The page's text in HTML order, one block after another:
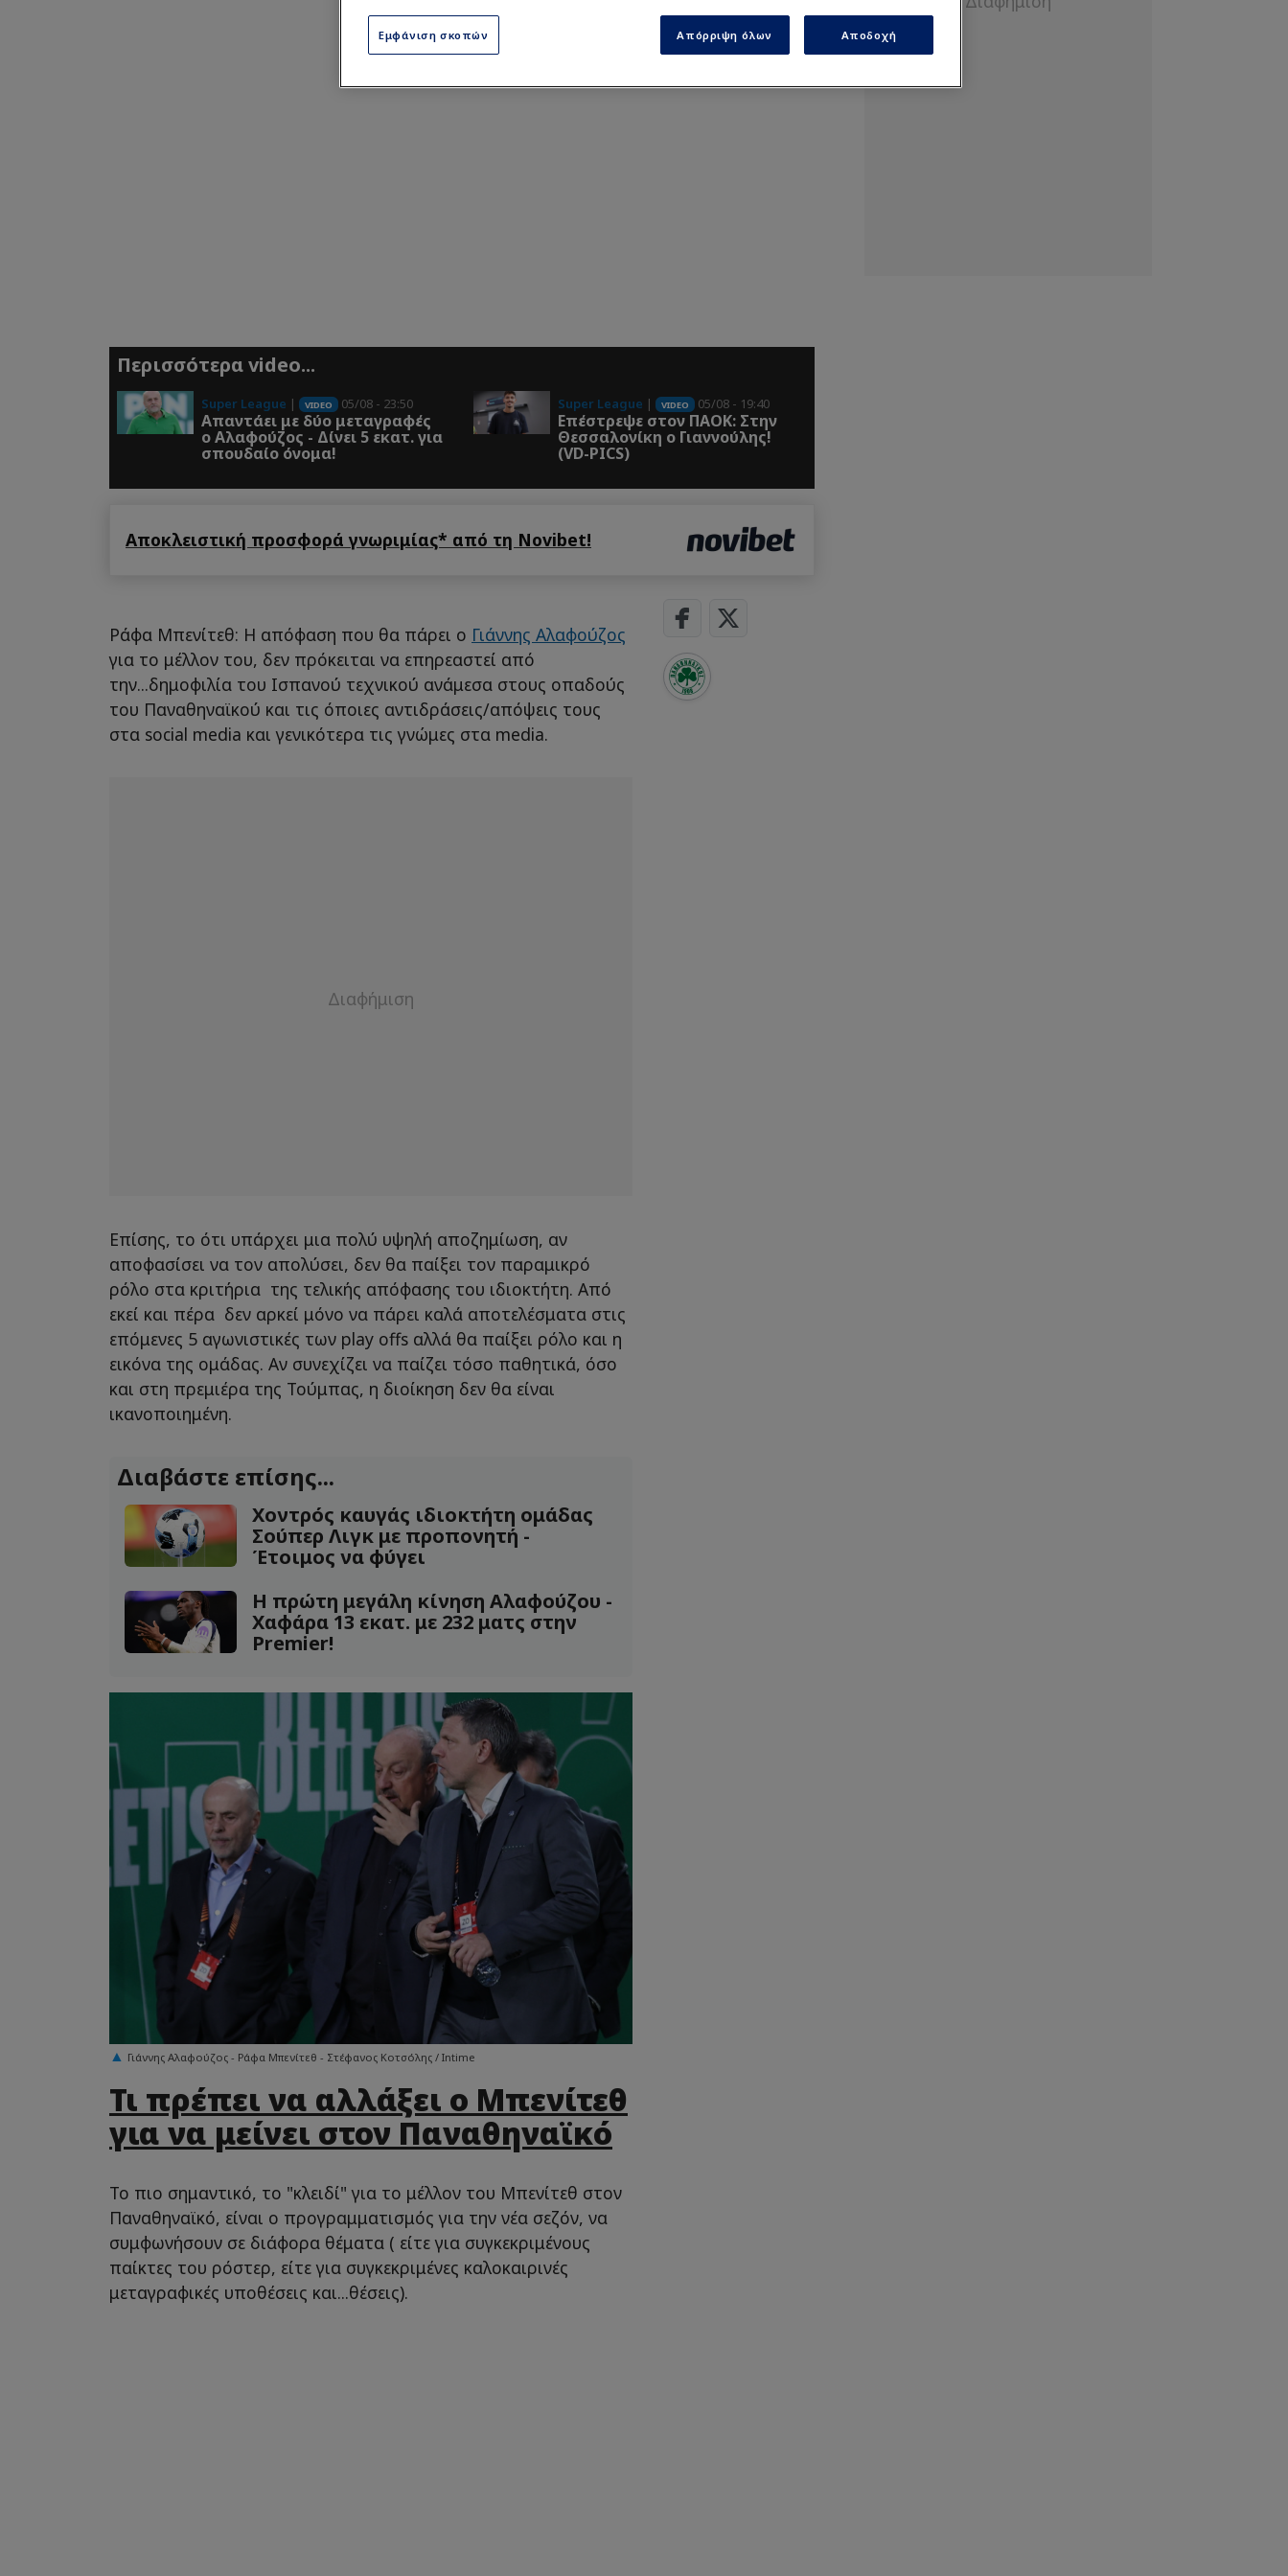
Περισσότερα video...
Super League | VIDEO 05/08 - 23:50
Απαντάει με δύο μεταγραφές
ο Αλαφούζος - Δίνει 5 εκατ. για
σπουδαίο όνομα!
Super League | VIDEO 05/08 - 19:40
Επέστρεψε στον ΠΑOK: Στην
Θεσσαλονίκη ο Γιαννούλης!
(VD-PICS)
Αποκλειστική προσφορά γνωριμίας* από τη Novibet!
Ράφα Μπενίτεθ: Η απόφαση που θα πάρει ο Γιάννης Αλαφούζος
για το μέλλον του, δεν πρόκειται να επηρεαστεί από
την...δημοφιλία του Ισπανού τεχνικού ανάμεσα στους οπαδούς
του Παναθηναϊκού και τις όποιες αντιδράσεις/απόψεις τους
στα social media και γενικότερα τις γνώμες στα media.
Eπίσης, το ότι υπάρχει μια πολύ υψηλή αποζημίωση, αν
αποφασίσει να τον απολύσει, δεν θα παίξει τον παραμικρό
ρόλο στα κριτήρια της τελικής απόφασης του ιδιοκτήτη. Από
εκεί και πέρα δεν αρκεί μόνο να πάρει καλά αποτελέσματα στις
επόμενες 5 αγωνιστικές των play offs αλλά θα παίξει ρόλο και η
εικόνα της ομάδας. Αν συνεχίζει να παίζει τόσο παθητικά, όσο
και στη πρεμιέρα της Τούμπας, η διοίκηση δεν θα είναι
ικανοποιημένη.
Διαβάστε επίσης...
Χοντρός καυγάς ιδιοκτήτη ομάδας
Σούπερ Λιγκ με προπονητή -
Έτοιμος να φύγει
Η πρώτη μεγάλη κίνηση Αλαφούζου -
Χαφάρα 13 εκατ. με 232 ματς στην
Premier!
Γιάννης Αλαφούζος - Ράφα Μπενίτεθ - Στέφανος Κοτσόλης / Intime
Τι πρέπει να αλλάξει ο Μπενίτεθ
για να μείνει στον Παναθηναϊκό
Το πιο σημαντικό, το "κλειδί" για το μέλλον του Μπενίτεθ στον
Παναθηναϊκό, είναι ο προγραμματισμός για την νέα σεζόν, να
συμφωνήσουν σε διάφορα θέματα ( είτε για συγκεκριμένους
παίκτες του ρόστερ, είτε για συγκεκριμένες καλοκαιρινές
μεταγραφικές υποθέσεις και...θέσεις).
Εμφάνιση σκοπών Απόρριψη όλων Αποδοχή